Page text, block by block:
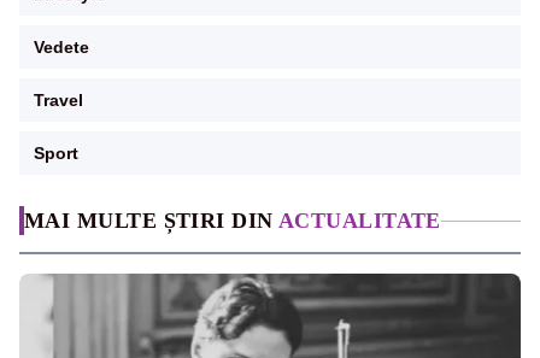
MAI MULTE ȘTIRI DIN ACTUALITATE
Vedete
Travel
Sport